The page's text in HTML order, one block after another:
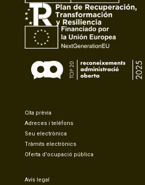
Cita prèvia
Adreces i telèfons
Seu electrònica
Tràmits electrònics
Oferta d'ocupació pública
Avís legal